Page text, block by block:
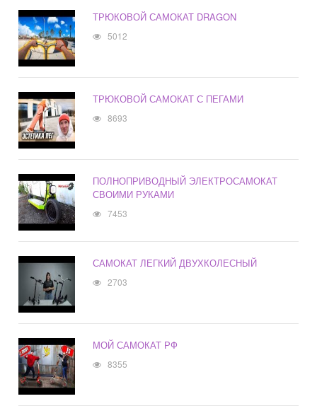
ТРЮКОВОЙ САМОКАТ DRAGON
5012
ТРЮКОВОЙ САМОКАТ С ПЕГАМИ
8693
ПОЛНОПРИВОДНЫЙ ЭЛЕКТРОСАМОКАТ
СВОИМИ РУКАМИ
7453
САМОКАТ ЛЕГКИЙ ДВУХКОЛЕСНЫЙ
2703
МОЙ САМОКАТ РФ
8355